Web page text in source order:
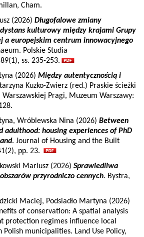
Cham.
(2026) Długofalowe zmiany
dystans kulturowy między krajami Grupy
a europejskim centrum innowacyjnego
Polskie Studia
ss. 235-253.
(2026) Między autentycznością i
Kuzko-Zwierz (red.) Praskie ścieżki
Warszawskiej Pragi, Muzeum Warszawy:
Wróblewska Nina (2026) Between
adulthood: housing experiences of PhD
. Journal of Housing and the Built
pp. 23.
Mariusz (2026) Sprawiedliwa
przyrodniczo cennych. Bystra,
Maciej, Podsiadło Martyna (2026)
of conservation: A spatial analysis
protection regimes influence local
Polish municipalities. Land Use Policy,